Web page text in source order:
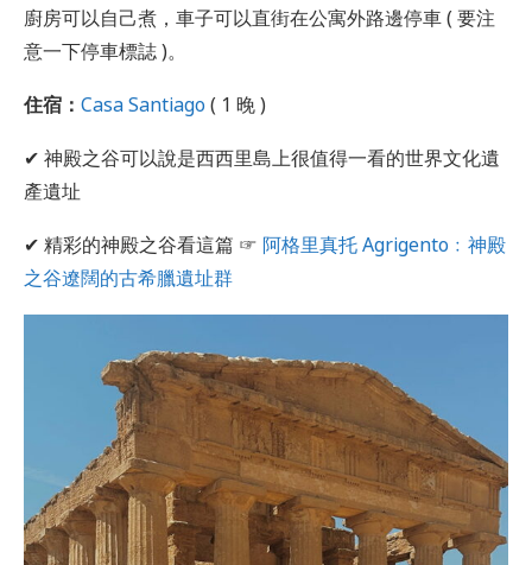
廚房可以自己煮，車子可以直街在公寓外路邊停車 ( 要注
意一下停車標誌 )。
住宿： Casa Santiago( 1 晚 )
✔ 神殿之谷可以說是西西里島上很值得一看的世界文化遺
產遺址
✔ 精彩的神殿之谷看這篇 ☞ 阿格里真托 Agrigento﹕神殿
之谷遼闊的古希臘遺址群